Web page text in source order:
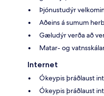
Þjónustudýr
Aðeins á sumum
Gæludýr verða að
Matar- og
Internet
Ókeypis þráðlaust
Ókeypis þráðlaust